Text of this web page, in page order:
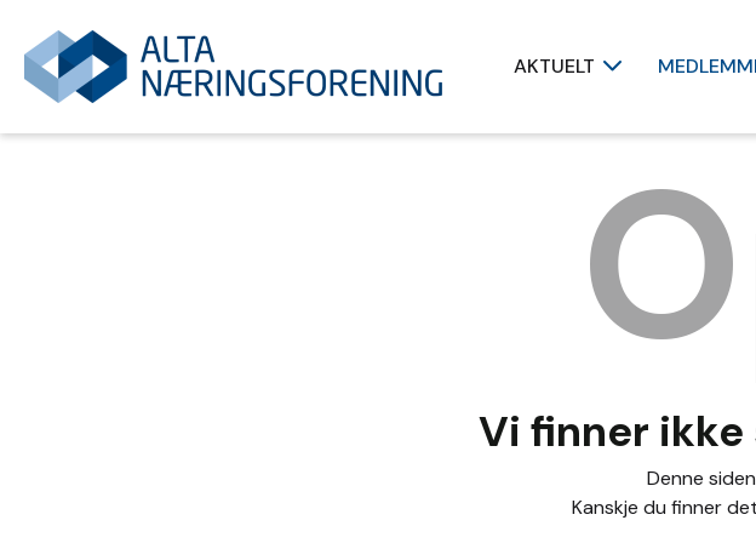
AKTUELT
Vi finner
Denne
Kanskje du finner